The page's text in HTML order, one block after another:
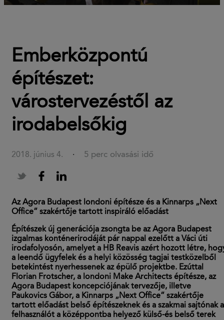
Emberközpontú
építészet:
várostervezéstől az
irodabelsőkig
2018. június 4. · 5 perc olvasási idő
Az Agora Budapest londoni építésze és a Kinnarps „Next
Office” szakértője tartott inspiráló előadást
Építészek új generációja zsongta be az Agora Budapest
izgalmas konténerirodáját pár nappal ezelőtt a Váci úti
irodafolyosón, amelyet a HB Reavis azért hozott létre,
a leendő ügyfelek és a helyi közösség tagjai testközelből
betekintést nyerhessenek az épülő projektbe. Ezúttal
Florian Frotscher, a londoni Make Architects építésze, az
Agora Budapest koncepciójának tervezője, illetve
Paukovics Gábor, a Kinnarps „Next Office” szakértője
tartott előadást belső építészeknek és a szakmai sajtónak a
felhasználót a középpontba helyező külső-és belső terek